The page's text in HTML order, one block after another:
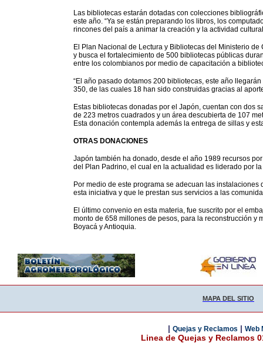
Las bibliotecas estarán dotadas con colecciones
este año. “Ya se están preparando los libros, los
rincones del país a animar la creación y la actividad
El Plan Nacional de Lectura y Bibliotecas del Ministerio
y busca el fortalecimiento de 500 bibliotecas públicas
entre los colombianos por medio de capacitación a
“El año pasado dotamos 200 bibliotecas, este año
350, de las cuales 18 han sido construidas gracias al
Estas bibliotecas donadas por el Japón, cuentan con dos
de 223 metros cuadrados y un área descubierta de 107
Esta donación contempla además la entrega de sillas y
OTRAS DONACIONES
Japón también ha donado, desde el año 1989 recursos
del Plan Padrino, el cual en la actualidad es liderado por
Por medio de este programa se adecuan las
esta iniciativa y que le prestan sus servicios a las
El último convenio en esta materia, fue suscrito por el
monto de 658 millones de pesos, para la reconstrucción y
Boyacá y Antioquia.
MAPA DEL SITIO
| Quejas y Reclamos | Web
Linea de Quejas y Reclamos